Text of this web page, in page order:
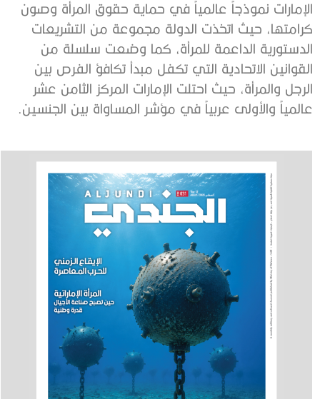
الإمارات نموذجاً عالمياً في حماية حقوق المرأة وصون
كرامتها، حيث اتخذت الدولة مجموعة من التشريعات
الدستورية الداعمة للمرأة، كما وضعت سلسلة من
القوانين الاتحادية التي تكفل مبدأ تكافؤ الفرص بين
الرجل والمرأة، حيث احتلت الإمارات المركز الثامن عشر
عالمياً والأولى عربياً في مؤشر المساواة بين الجنسين.